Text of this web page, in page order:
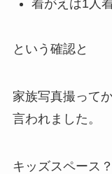
着がえは1人
という確認と
家族写真撮って
言われました。
キッズスペース